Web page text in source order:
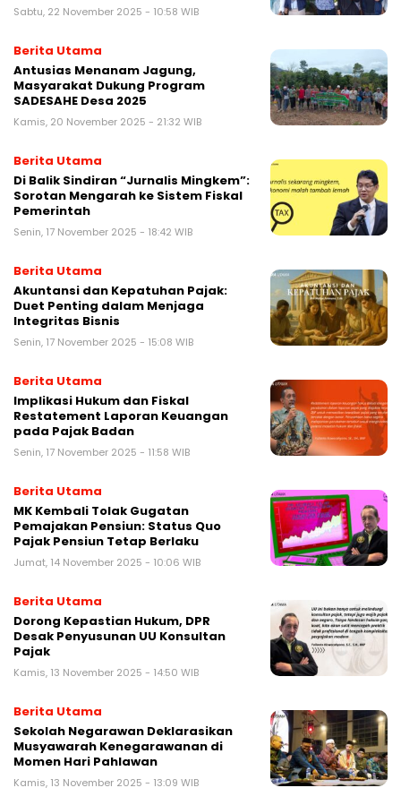
Sabtu, 22 November 2025 - 10:58 WIB
Berita Utama
Antusias Menanam Jagung,
Masyarakat Dukung Program
SADESAHE Desa 2025
Kamis, 20 November 2025 - 21:32 WIB
Berita Utama
Di Balik Sindiran “Jurnalis Mingkem”:
Sorotan Mengarah ke Sistem Fiskal
Pemerintah
Senin, 17 November 2025 - 18:42 WIB
Berita Utama
Akuntansi dan Kepatuhan Pajak:
Duet Penting dalam Menjaga
Integritas Bisnis
Senin, 17 November 2025 - 15:08 WIB
Berita Utama
Implikasi Hukum dan Fiskal
Restatement Laporan Keuangan
pada Pajak Badan
Senin, 17 November 2025 - 11:58 WIB
Berita Utama
MK Kembali Tolak Gugatan
Pemajakan Pensiun: Status Quo
Pajak Pensiun Tetap Berlaku
Jumat, 14 November 2025 - 10:06 WIB
Berita Utama
Dorong Kepastian Hukum, DPR
Desak Penyusunan UU Konsultan
Pajak
Kamis, 13 November 2025 - 14:50 WIB
Berita Utama
Sekolah Negarawan Deklarasikan
Musyawarah Kenegarawanan di
Momen Hari Pahlawan
Kamis, 13 November 2025 - 13:09 WIB